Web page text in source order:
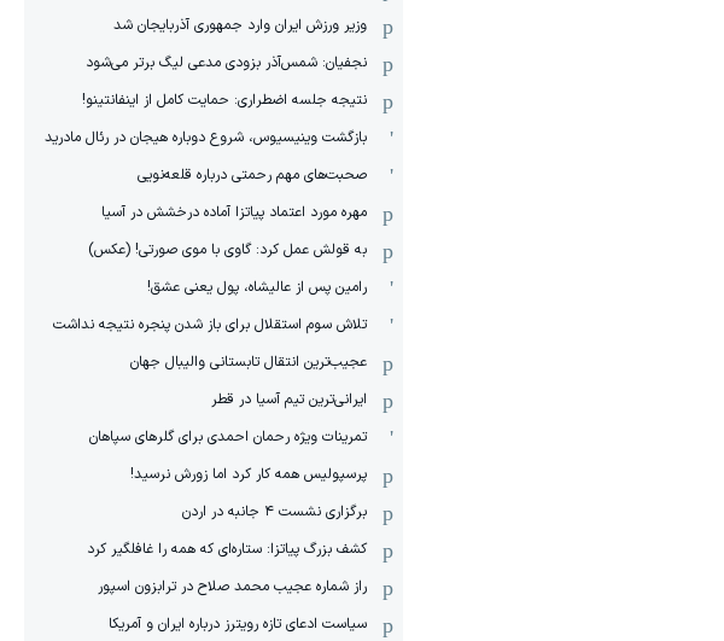
وزیر ورزش ایران وارد جمهوری آذربایجان شد
نجفیان: شمس‌آذر بزودی مدعی لیگ برتر می‌شود
نتیجه جلسه اضطراری: حمایت کامل از اینفانتینو!
بازگشت وینیسیوس، شروع دوباره هیجان در رئال مادرید
صحبت‌های مهم رحمتی درباره قلعه‌نویی
مهره مورد اعتماد پیاتزا آماده درخشش در آسیا
به قولش عمل کرد: گاوی با موی صورتی! (عکس)
رامین پس از عالیشاه، پول یعنی عشق!
تلاش سوم استقلال برای باز شدن پنجره نتیجه نداشت
عجیب‌ترین انتقال تابستانی والیبال جهان
ایرانی‌ترین تیم آسیا در قطر
تمرینات ویژه رحمان احمدی برای گلرهای سپاهان
پرسپولیس همه کار کرد اما زورش نرسید!
برگزاری نشست ۴ جانبه در اردن
کشف بزرگ پیاتزا: ستاره‌ای که همه را غافلگیر کرد
راز شماره عجیب محمد صلاح در ترابزون اسپور
سیاست ادعای تازه رویترز درباره ایران و آمریکا